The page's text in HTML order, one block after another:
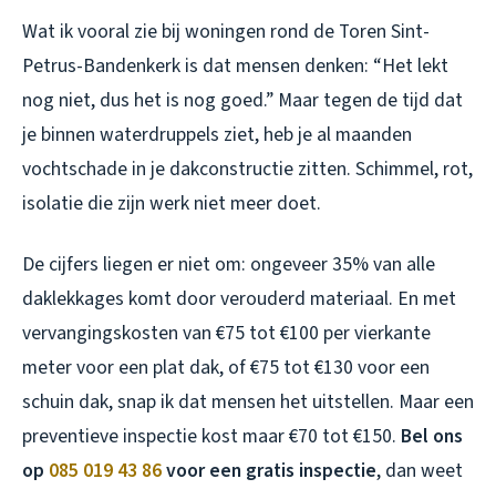
Wat ik vooral zie bij woningen rond de Toren Sint-
Petrus-Bandenkerk is dat mensen denken: “Het lekt
nog niet, dus het is nog goed.” Maar tegen de tijd dat
je binnen waterdruppels ziet, heb je al maanden
vochtschade in je dakconstructie zitten. Schimmel, rot,
isolatie die zijn werk niet meer doet.
De cijfers liegen er niet om: ongeveer 35% van alle
daklekkages komt door verouderd materiaal. En met
vervangingskosten van €75 tot €100 per vierkante
meter voor een plat dak, of €75 tot €130 voor een
schuin dak, snap ik dat mensen het uitstellen. Maar een
preventieve inspectie kost maar €70 tot €150. Bel ons
op 085 019 43 86voor een gratis inspectie, dan weet